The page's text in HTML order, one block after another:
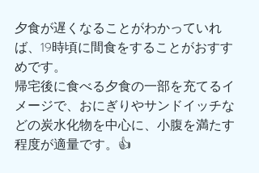
夕食が遅くなることがわかっていれ
ば、19時頃に間食をすることがおすす
めです。
帰宅後に食べる夕食の一部を充てるイ
メージで、おにぎりやサンドイッチな
どの炭水化物を中心に、小腹を満たす
程度が適量です。👍